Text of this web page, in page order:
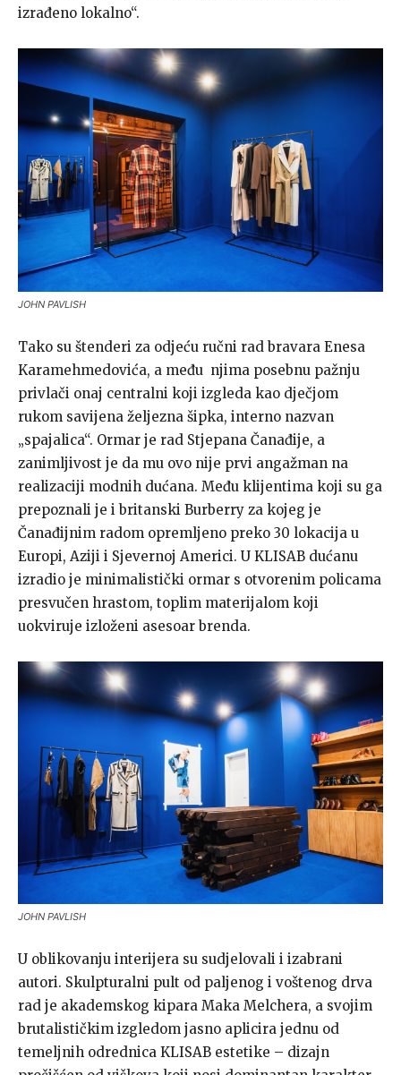
izrađeno lokalno“.
JOHN PAVLISH
Tako su štenderi za odjeću ručni rad bravara Enesa
Karamehmedovića, a među njima posebnu pažnju
privlači onaj centralni koji izgleda kao dječjom
rukom savijena željezna šipka, interno nazvan
„spajalica“. Ormar je rad Stjepana Čanađije, a
zanimljivost je da mu ovo nije prvi angažman na
realizaciji modnih dućana. Među klijentima koji su ga
prepoznali je i britanski Burberry za kojeg je
Čanađijnim radom opremljeno preko 30 lokacija u
Europi, Aziji i Sjevernoj Americi. U KLISAB dućanu
izradio je minimalistički ormar s otvorenim policama
presvučen hrastom, toplim materijalom koji
uokviruje izloženi asesoar brenda.
JOHN PAVLISH
U oblikovanju interijera su sudjelovali i izabrani
autori. Skulpturalni pult od paljenog i voštenog drva
rad je akademskog kipara Maka Melchera, a svojim
brutalističkim izgledom jasno aplicira jednu od
temeljnih odrednica KLISAB estetike – dizajn